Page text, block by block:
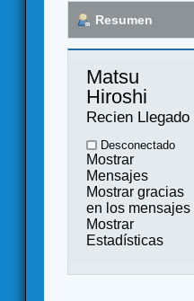
Resumen
Matsu
Hiroshi
Recien Llegado
Desconectado
Mostrar
Mensajes
Mostrar gracias
en los mensajes
Mostrar
Estadísticas